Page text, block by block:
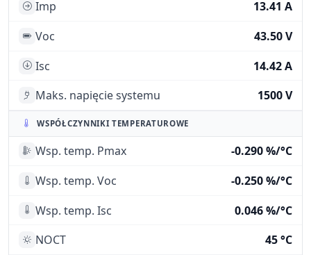
Imp
13.41 A
Voc
43.50 V
Isc
14.42 A
Maks. napięcie systemu
1500 V
WSPÓŁCZYNNIKI TEMPERATUROWE
Wsp. temp. Pmax
-0.290 %/°C
Wsp. temp. Voc
-0.250 %/°C
Wsp. temp. Isc
0.046 %/°C
NOCT
45 °C